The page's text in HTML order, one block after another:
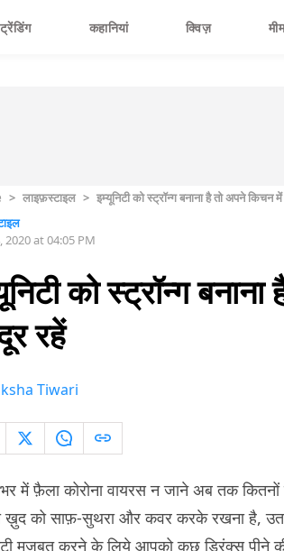
ट्रेंडिंग कहानियां क्विज़
> लाइफ़स्टाइल > इम्यूनिटी को स्ट्रॉन्ग बनाना है तो अपने
2020 at 04:05 PM
को स्ट्रॉन्ग
रहें
Tiwari
में फ़ैला कोरोना वायरस न जाने अब तक
को साफ़-सुथरा और कवर करके रखना है,
मज़बूत करने के लिये आपको कुछ ड्रिंक्स पीने